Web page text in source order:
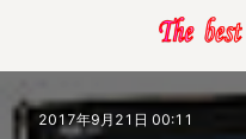
2017年9月21日 00:11